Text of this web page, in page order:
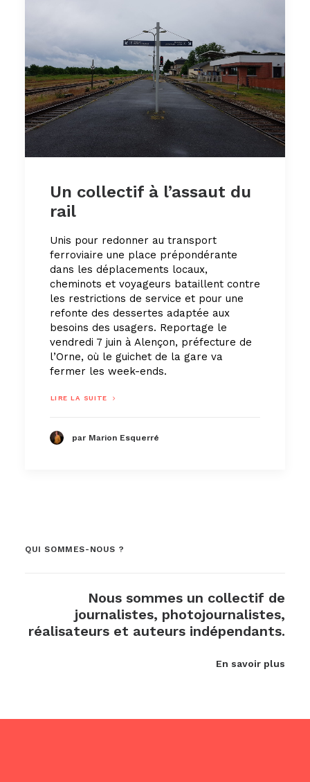
Un collectif à l’assaut du
rail
Unis pour redonner au transport
ferroviaire une place prépondérante
dans les déplacements locaux,
cheminots et voyageurs bataillent contre
les restrictions de service et pour une
refonte des dessertes adaptée aux
besoins des usagers. Reportage le
vendredi 7 juin à Alençon, préfecture de
l’Orne, où le guichet de la gare va
fermer les week-ends.
LIRE LA SUITE
par Marion Esquerré
QUI SOMMES-NOUS ?
Nous sommes un collectif de
journalistes, photojournalistes,
réalisateurs et auteurs indépendants.
En savoir plus